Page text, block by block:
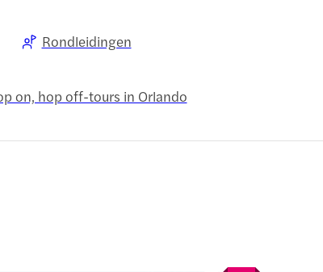
Rondleidingen
on, hop off-tours in Orlando